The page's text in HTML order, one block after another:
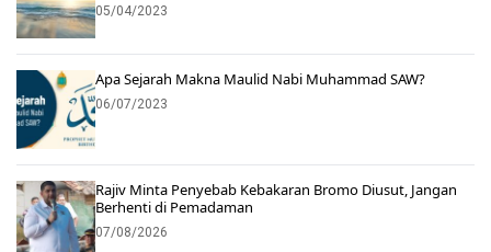
05/04/2023
Apa Sejarah Makna Maulid Nabi Muhammad SAW?
06/07/2023
Rajiv Minta Penyebab Kebakaran Bromo Diusut, Jangan
Berhenti di Pemadaman
07/08/2026